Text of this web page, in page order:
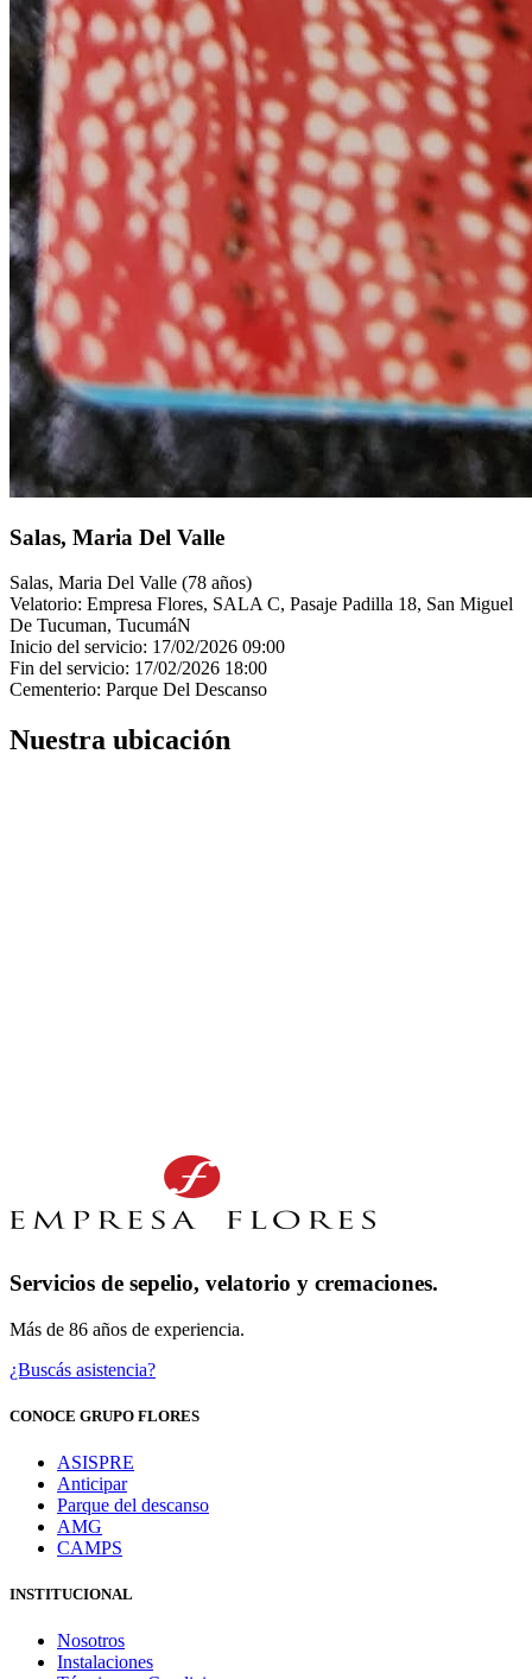
Salas, Maria Del Valle
Salas, Maria Del Valle (78 años)
Velatorio: Empresa Flores, SALA C, Pasaje Padilla 18, San Miguel
De Tucuman, TucumáN
Inicio del servicio: 17/02/2026 09:00
Fin del servicio: 17/02/2026 18:00
Cementerio: Parque Del Descanso
Nuestra ubicación
Servicios de sepelio, velatorio y cremaciones.
Más de 86 años de experiencia.
¿Buscás asistencia?
CONOCE GRUPO FLORES
ASISPRE
Anticipar
Parque del descanso
AMG
CAMPS
INSTITUCIONAL
Nosotros
Instalaciones